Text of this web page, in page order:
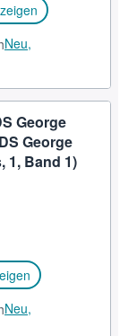
Neu,
George
George
1, Band 1)
Neu,